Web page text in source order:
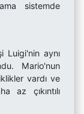
sistemde
Luigi'nin aynı
Mario'nun
vardı ve
az çıkıntılı